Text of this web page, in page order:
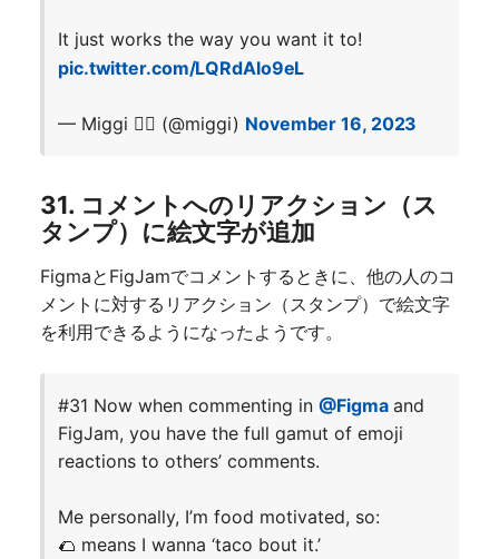
It just works the way you want it to!
pic.twitter.com/LQRdAlo9eL
— Miggi ✌🏽 (@miggi) November 16, 2023
31. コメントへのリアクション（ス
タンプ）に絵文字が追加
FigmaとFigJamでコメントするときに、他の人のコ
メントに対するリアクション（スタンプ）で絵文字
を利用できるようになったようです。
#31 Now when commenting in @Figmaand
FigJam, you have the full gamut of emoji
reactions to others’ comments.
Me personally, I’m food motivated, so:
🌮 means I wanna ‘taco bout it.’